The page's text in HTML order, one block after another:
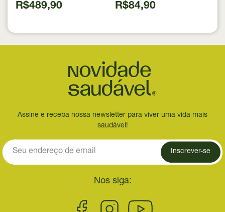
R$489,90 R$84,90
Assine e receba nossa newsletter para viver uma vida mais
saudável!
Inscrever-se
Nos siga: